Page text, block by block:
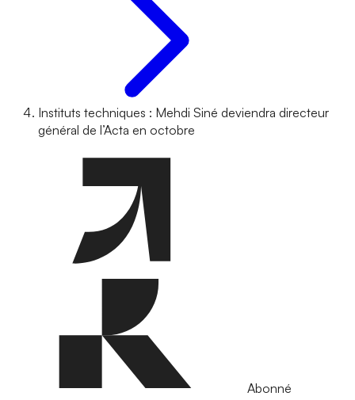
Instituts techniques : Mehdi Siné deviendra directeur
général de l’Acta en octobre
Abonné